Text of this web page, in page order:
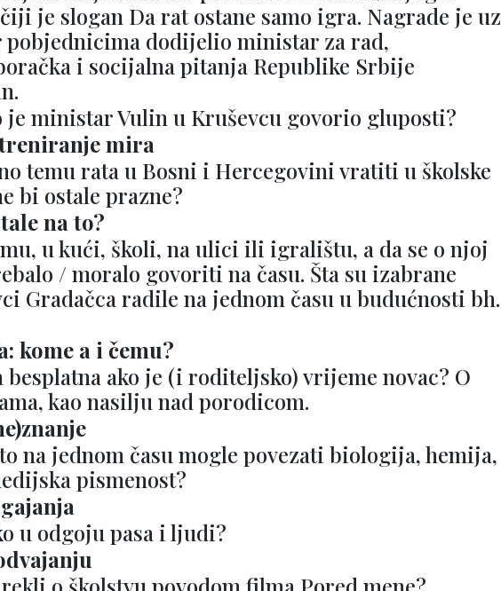
je slogan Da rat ostane samo igra. Nagrade je uz
dodijelio ministar za rad,
i socijalna pitanja Republike Srbije
je ministar Vulin u Kruševcu govorio gluposti?
mira
temu rata u Bosni i Hercegovini vratiti u školske
bi ostale prazne?
na to?
u kući, školi, na ulici ili igralištu, a da se o njoj
/ moralo govoriti na času. Šta su izabrane
Gradačca radile na jednom času u budućnosti bh.
kome a i čemu?
besplatna ako je (i roditeljsko) vrijeme novac? O
kao nasilju nad porodicom.
na jednom času mogle povezati biologija, hemija,
pismenost?
u odgoju pasa i ljudi?